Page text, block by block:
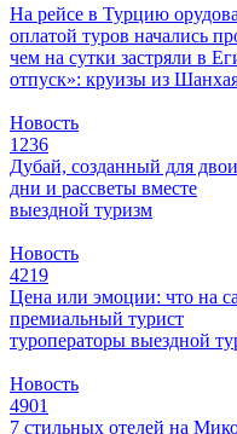
На рейсе в Турцию
оплатой туров начались
чем на сутки застряли в
отпуск»: круизы из
Новость
1236
Дубай, созданный для
дни и рассветы вместе
выездной туризм
Новость
4219
Цена или эмоции: что на
премиальный турист
туроператоры выездной
Новость
4901
7 стильных отелей на